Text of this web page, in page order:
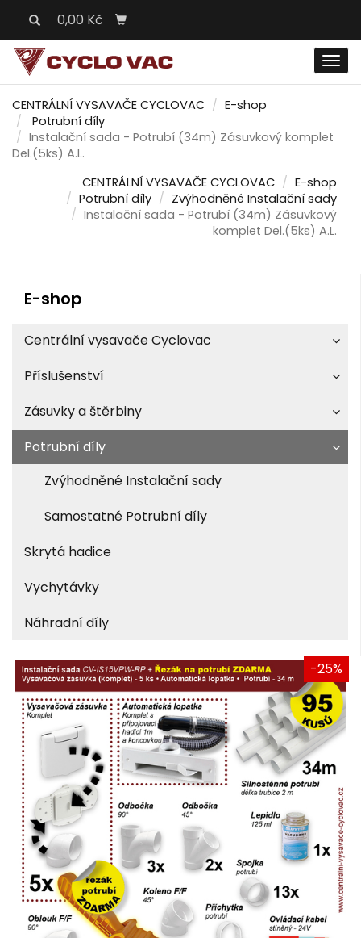
0,00 Kč
CENTRÁLNÍ VYSAVAČE CYCLOVAC
E-shop
Potrubní díly
Instalační sada - Potrubí (34m) Zásuvkový komplet
Del.(5ks) A.L.
CENTRÁLNÍ VYSAVAČE CYCLOVAC
E-shop
Potrubní díly
Zvýhodněné Instalační sady
Instalační sada - Potrubí (34m) Zásuvkový
komplet Del.(5ks) A.L.
E-shop
Centrální vysavače Cyclovac
Příslušenství
Zásuvky a štěrbiny
Potrubní díly
Zvýhodněné Instalační sady
Samostatné Potrubní díly
Skrytá hadice
Vychytávky
Náhradní díly
-25%